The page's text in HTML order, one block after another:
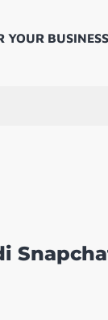
YOUR BUSINESS